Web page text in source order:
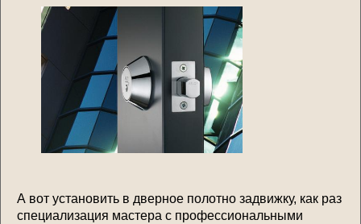
А вот установить в дверное полотно задвижку, как раз
специализация мастера с профессиональными